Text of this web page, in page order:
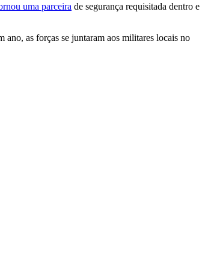
uma parceira de segurança requisitada dentro e
ano, as forças se juntaram aos militares locais no